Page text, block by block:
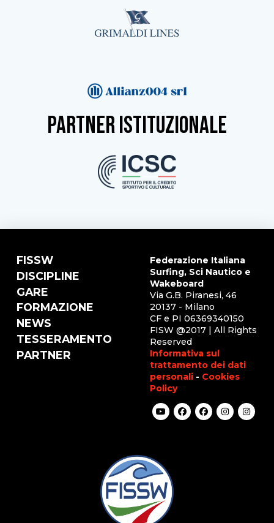
partner istituzionale
FISSW
DISCIPLINE
GARE
FORMAZIONE
NEWS
TESSERAMENTO
PARTNER
Federazione Italiana
Surfing, Sci Nautico e
Wakeboard
Via G.B. Piranesi, 46
20137 - Milano
CF e PI 06369340150
FISW @2017 | All Rights
Reserved
Informativa sul
trattamento dei dati
personali - Cookies
Policy